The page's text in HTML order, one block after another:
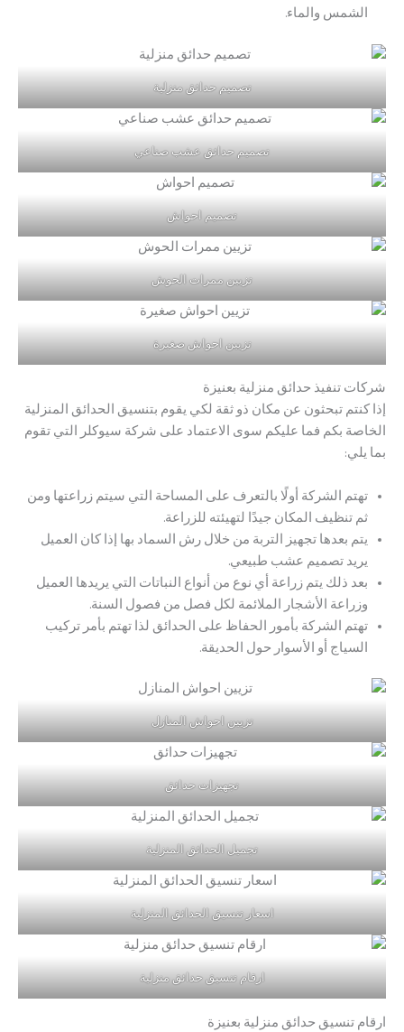
الشمس والماء.
تصميم حدائق منزلية
تصميم حدائق عشب صناعي
تصميم احواش
تزيين ممرات الحوش
تزيين احواش صغيرة
شركات تنفيذ حدائق منزلية بعنيزة
إذا كنتم تبحثون عن مكان ذو ثقة لكي يقوم بتنسيق الحدائق المنزلية
الخاصة بكم فما عليكم سوى الاعتماد على شركة سيوكلر التي تقوم
بما يلي:
تهتم الشركة أولًا بالتعرف على المساحة التي سيتم زراعتها ومن
ثم تنظيف المكان جيدًا لتهيئته للزراعة.
يتم بعدها تجهيز التربة من خلال رش السماد بها إذا كان العميل
يريد تصميم عشب طبيعي.
بعد ذلك يتم زراعة أي نوع من أنواع النباتات التي يريدها العميل
وزراعة الأشجار الملائمة لكل فصل من فصول السنة.
تهتم الشركة بأمور الحفاظ على الحدائق لذا تهتم بأمر تركيب
السياج أو الأسوار حول الحديقة.
تزيين احواش المنازل
تجهيزات حدائق
تجميل الحدائق المنزلية
اسعار تنسيق الحدائق المنزلية
ارقام تنسيق حدائق منزلية
ارقام تنسيق حدائق منزلية بعنيزة